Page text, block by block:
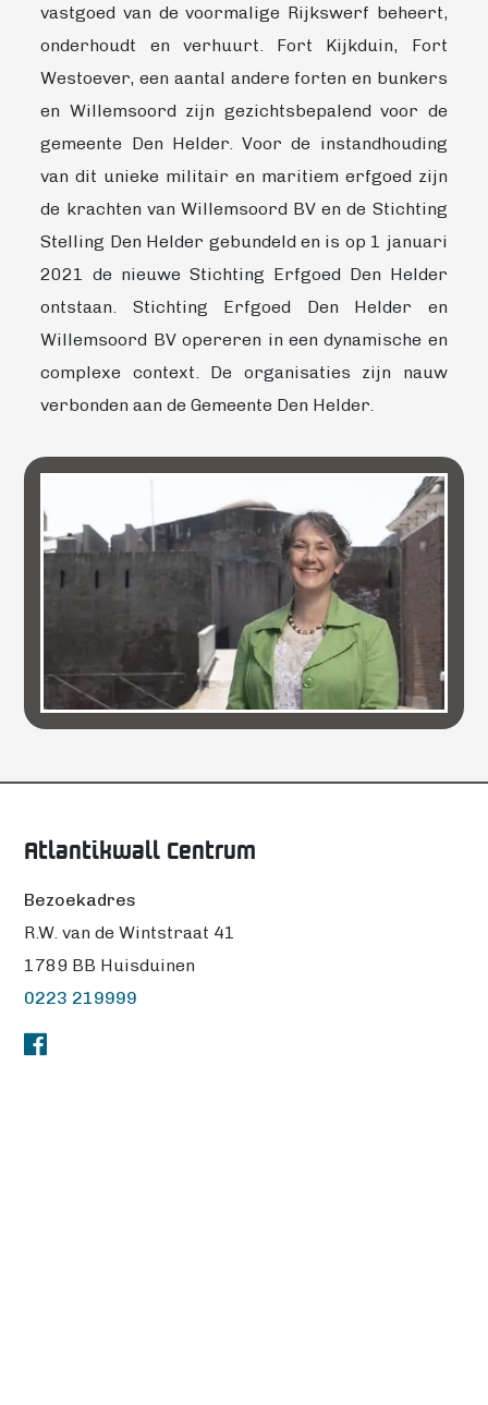
vastgoed van de voormalige Rijkswerf beheert,
onderhoudt en verhuurt. Fort Kijkduin, Fort
Westoever, een aantal andere forten en bunkers
en Willemsoord zijn gezichtsbepalend voor de
gemeente Den Helder. Voor de instandhouding
van dit unieke militair en maritiem erfgoed zijn
de krachten van Willemsoord BV en de Stichting
Stelling Den Helder gebundeld en is op 1 januari
2021 de nieuwe Stichting Erfgoed Den Helder
ontstaan. Stichting Erfgoed Den Helder en
Willemsoord BV opereren in een dynamische en
complexe context. De organisaties zijn nauw
verbonden aan de Gemeente Den Helder.
Atlantikwall Centrum
Bezoekadres
R.W. van de Wintstraat 41
1789 BB Huisduinen
0223 219999